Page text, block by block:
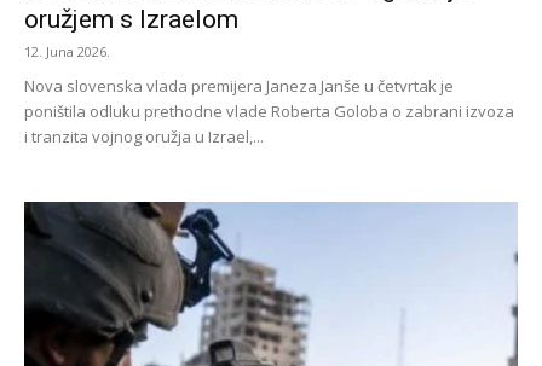
oružjem s Izraelom
12. Juna 2026.
Nova slovenska vlada premijera Janeza Janše u četvrtak je
poništila odluku prethodne vlade Roberta Goloba o zabrani izvoza
i tranzita vojnog oružja u Izrael,...